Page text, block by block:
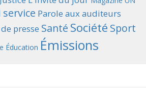
Parole aux auditeurs
presse Santé Société Sport
Éducation Émissions